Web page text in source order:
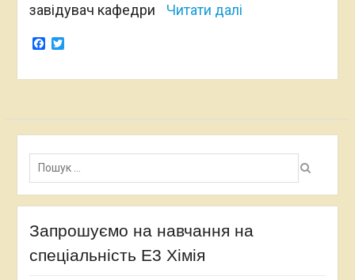
завідувач кафедри
Читати далі
Facebook
Twitter
Пошук:
Запрошуємо на навчання на
спеціальність Е3 Хімія